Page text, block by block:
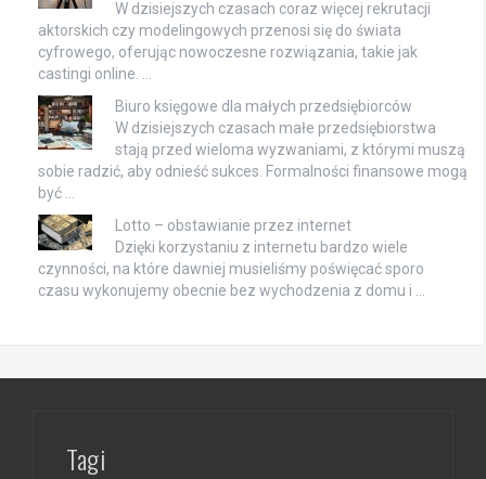
W dzisiejszych czasach coraz więcej rekrutacji
aktorskich czy modelingowych przenosi się do świata
cyfrowego, oferując nowoczesne rozwiązania, takie jak
castingi online. …
Biuro księgowe dla małych przedsiębiorców
W dzisiejszych czasach małe przedsiębiorstwa
stają przed wieloma wyzwaniami, z którymi muszą
sobie radzić, aby odnieść sukces. Formalności finansowe mogą
być …
Lotto – obstawianie przez internet
Dzięki korzystaniu z internetu bardzo wiele
czynności, na które dawniej musieliśmy poświęcać sporo
czasu wykonujemy obecnie bez wychodzenia z domu i …
Tagi